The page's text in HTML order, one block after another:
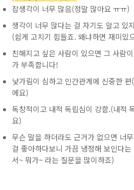
잡생각이 너무 많음(정말 많아요 ㅠㅠ)
생각이 너무 많다는 걸 자기도 알고 있
(쉽게 고치기 힘들죠. 왜냐하면 재미있
친해지고 싶은 사람이 있으면 그 사람
가 부족합니다!
낯가림이 심하고 인간관계에 신중한
에요)
독창적이고 내적 독립심이 강함.(내적
요)
무슨 말을 하더라도 근거가 없으면 너
걸 좋아하다보니 가끔 냉정해 보인다
서~ 뭐가~ 라는 질문을 많이하죠)